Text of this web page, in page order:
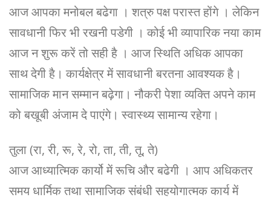
आज आपका मनोबल बढेगा । शत्रु पक्ष परास्त होंगे । लेकिन
सावधानी फिर भी रखनी पडेगी । कोई भी व्यापारिक नया काम
आज न शुरू करें तो सही है । आज स्थिति अधिक आपका
साथ देगी है। कार्यक्षेत्र में सावधानी बरतना आवश्यक है।
सामाजिक मान सम्मान बढ़ेगा। नौकरी पेशा व्यक्ति अपने काम
को बखूबी अंजाम दे पाएंगे। स्वास्थ्य सामान्य रहेगा।
तुला (रा, री, रू, रे, रो, ता, ती, तू, ते)
आज आध्यात्मिक कार्यो में रूचि और बढेगी । आप अधिकतर
समय धार्मिक तथा सामाजिक संबंधी सहयोगात्मक कार्य में